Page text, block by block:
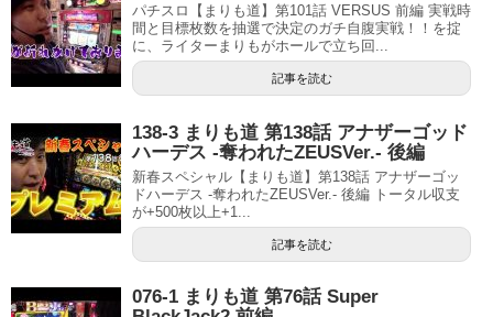
パチスロ【まりも道】第101話 VERSUS 前編 実戦時
間と目標枚数を抽選で決定のガチ自腹実戦！！を掟
に、ライターまりもがホールで立ち回...
記事を読む
138-3 まりも道 第138話 アナザーゴッド
ハーデス -奪われたZEUSVer.- 後編
新春スペシャル【まりも道】第138話 アナザーゴッ
ドハーデス -奪われたZEUSVer.- 後編 トータル収支
が+500枚以上+1...
記事を読む
076-1 まりも道 第76話 Super